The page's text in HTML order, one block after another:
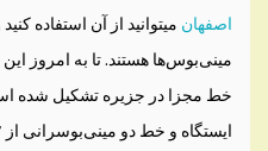
اصفهان میتوانید از آن استفاده
مینی‌بوس‌ها هستند. تا به امروز
ایستگاه و خط دو مینی‌بوسرانی از ۴۲ ایستگاه بهره‌مند است.